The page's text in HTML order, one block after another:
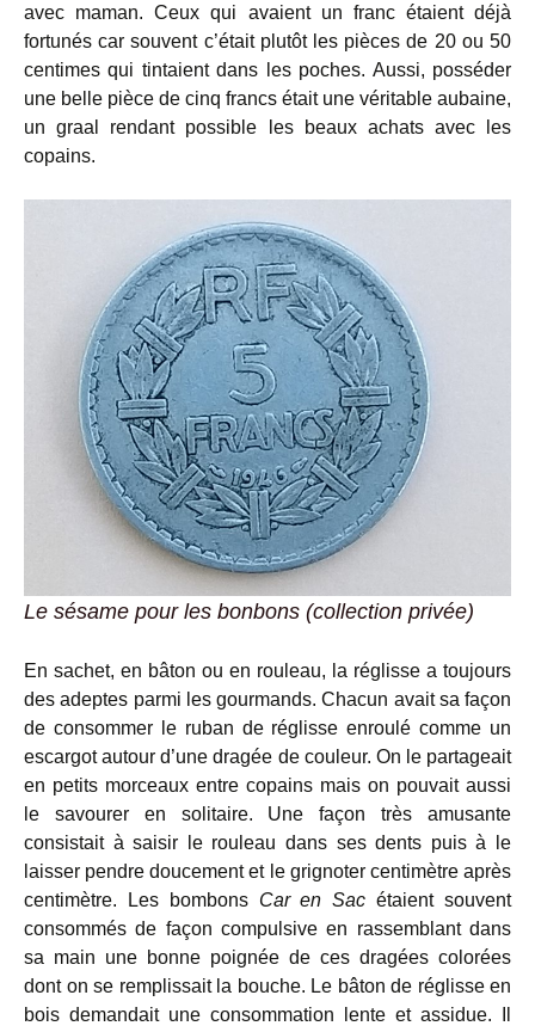
avec maman. Ceux qui avaient un franc étaient déjà
fortunés car souvent c’était plutôt les pièces de 20 ou 50
centimes qui tintaient dans les poches. Aussi, posséder
une belle pièce de cinq francs était une véritable aubaine,
un graal rendant possible les beaux achats avec les
copains.
Le sésame pour les bonbons (collection privée)
En sachet, en bâton ou en rouleau, la réglisse a toujours
des adeptes parmi les gourmands. Chacun avait sa façon
de consommer le ruban de réglisse enroulé comme un
escargot autour d’une dragée de couleur. On le partageait
en petits morceaux entre copains mais on pouvait aussi
le savourer en solitaire. Une façon très amusante
consistait à saisir le rouleau dans ses dents puis à le
laisser pendre doucement et le grignoter centimètre après
centimètre. Les bombons Car en Sac étaient souvent
consommés de façon compulsive en rassemblant dans
sa main une bonne poignée de ces dragées colorées
dont on se remplissait la bouche. Le bâton de réglisse en
bois demandait une consommation lente et assidue. Il